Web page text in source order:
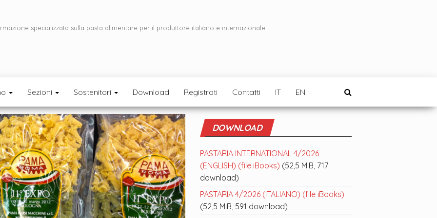
specializzata sulla pasta alimentare per il produttore italiano e internazionale
Sezioni Sostenitori Download Registrati Contatti IT EN
DOWNLOAD
PASTARIA INTERNATIONAL 4/2026
(ENGLISH) (file iBooks) (52,5 MiB, 717
download)
PASTARIA 4/2026 (ITALIANO) (file iBooks)
(52,5 MiB, 591 download)